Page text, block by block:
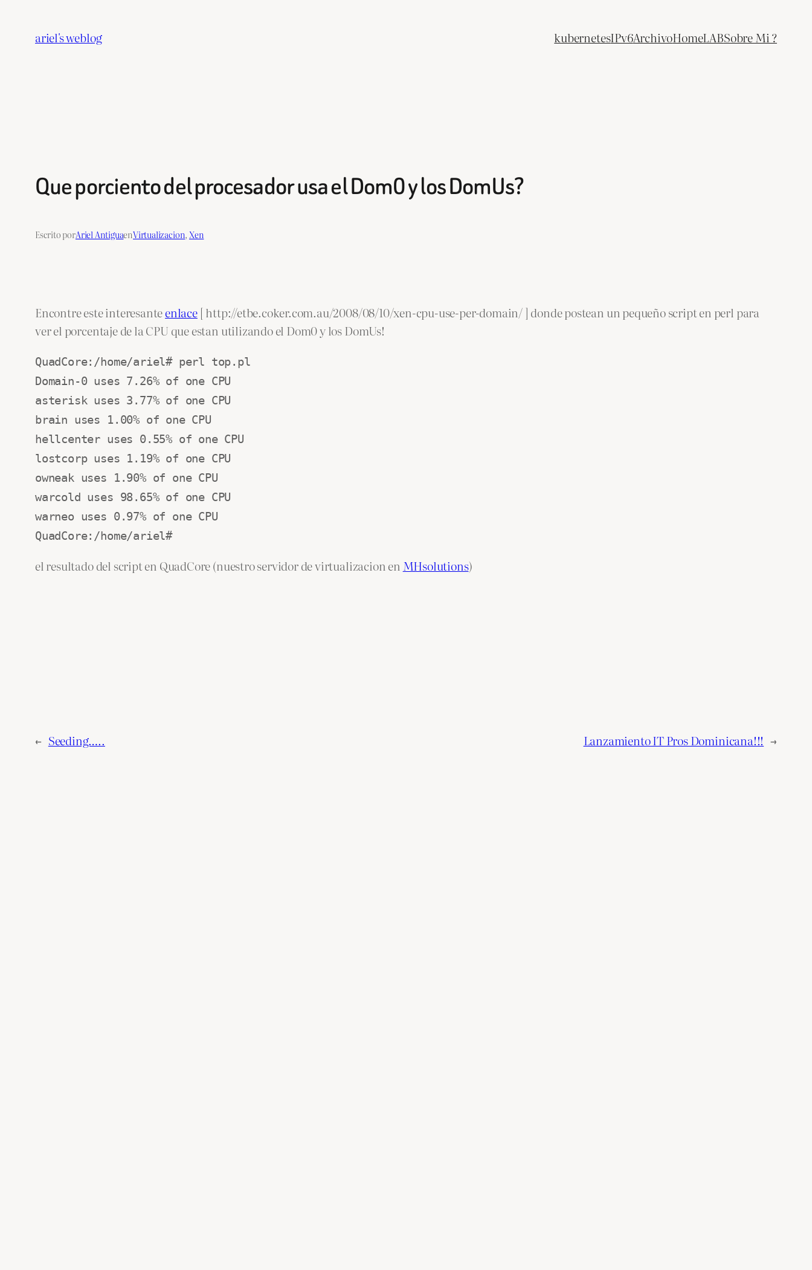
contenido
ariel's weblog kubernetesIPv6ArchivoHomeLABSobre Mi ?
Que porciento del procesador usa el Dom0 y los DomUs?
Escrito porAriel AntiguaenVirtualizacion, Xen
Encontre este interesanteenlace[ http://etbe.coker.com.au/2008/08/10/xen-cpu-use-per-domain/ ] donde postean un pequeño script en perl para
ver el porcentaje de la CPU que estan utilizando el Dom0 y los DomUs!
QuadCore:/home/ariel# perl top.pl
Domain-0 uses 7.26% of one CPU
asterisk uses 3.77% of one CPU
brain uses 1.00% of one CPU
hellcenter uses 0.55% of one CPU
lostcorp uses 1.19% of one CPU
owneak uses 1.90% of one CPU
warcold uses 98.65% of one CPU
warneo uses 0.97% of one CPU
QuadCore:/home/ariel#
el resultado del script en QuadCore (nuestro servidor de virtualizacion en MHsolutions)
← Seeding….. Lanzamiento IT Pros Dominicana!!! →